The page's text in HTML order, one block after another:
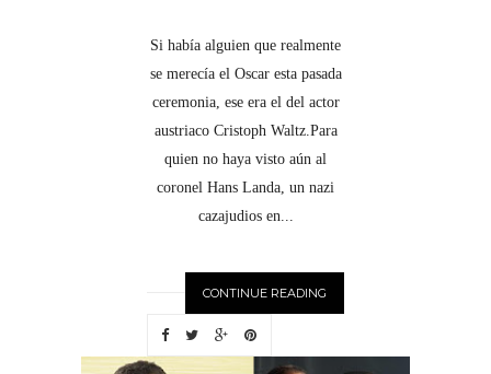
Si había alguien que realmente
se merecía el Oscar esta pasada
ceremonia, ese era el del actor
austriaco Cristoph Waltz.Para
quien no haya visto aún al
coronel Hans Landa, un nazi
cazajudios en...
CONTINUE READING